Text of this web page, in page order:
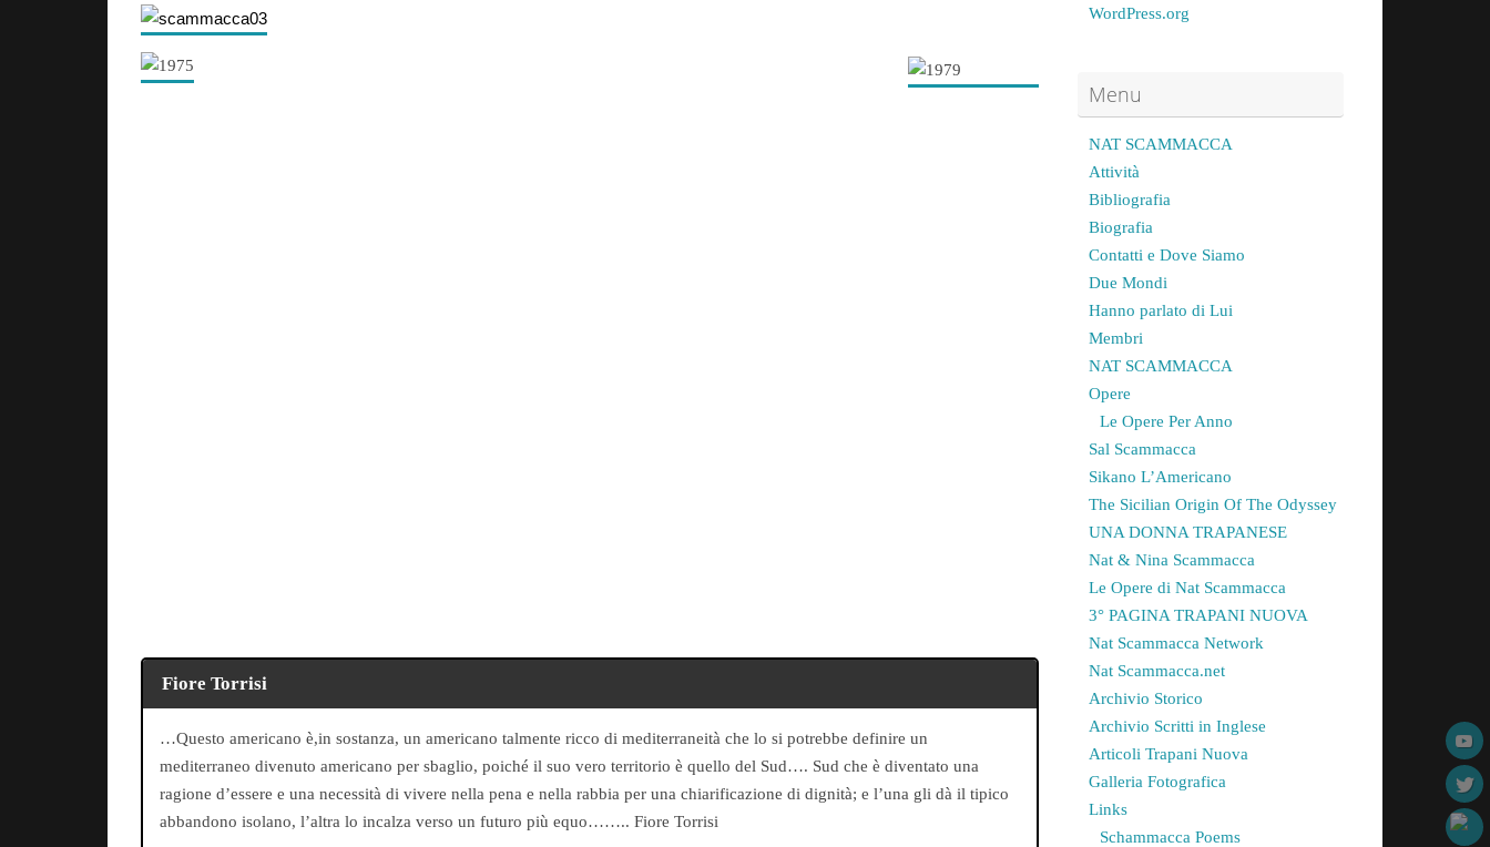
Fiore Torrisi
…Questo americano è,in sostanza, un americano talmente ricco di mediterraneità che lo si potrebbe definire un
mediterraneo divenuto americano per sbaglio, poiché il suo vero territorio è quello del Sud…. Sud che è diventato una
ragione d’essere e una necessità di vivere nella pena e nella rabbia per una chiarificazione di dignità; e l’una gli dà il tipico
abbandono isolano, l’altra lo incalza verso un futuro più equo…….. Fiore Torrisi
WordPress.org
Menu
NAT SCAMMACCA
Attività
Bibliografia
Biografia
Contatti e Dove Siamo
Due Mondi
Hanno parlato di Lui
Membri
NAT SCAMMACCA
Opere
Le Opere Per Anno
Sal Scammacca
Sikano L’Americano
The Sicilian Origin Of The Odyssey
UNA DONNA TRAPANESE
Nat & Nina Scammacca
Le Opere di Nat Scammacca
3° PAGINA TRAPANI NUOVA
Nat Scammacca Network
Nat Scammacca.net
Archivio Storico
Archivio Scritti in Inglese
Articoli Trapani Nuova
Galleria Fotografica
Links
Schammacca Poems